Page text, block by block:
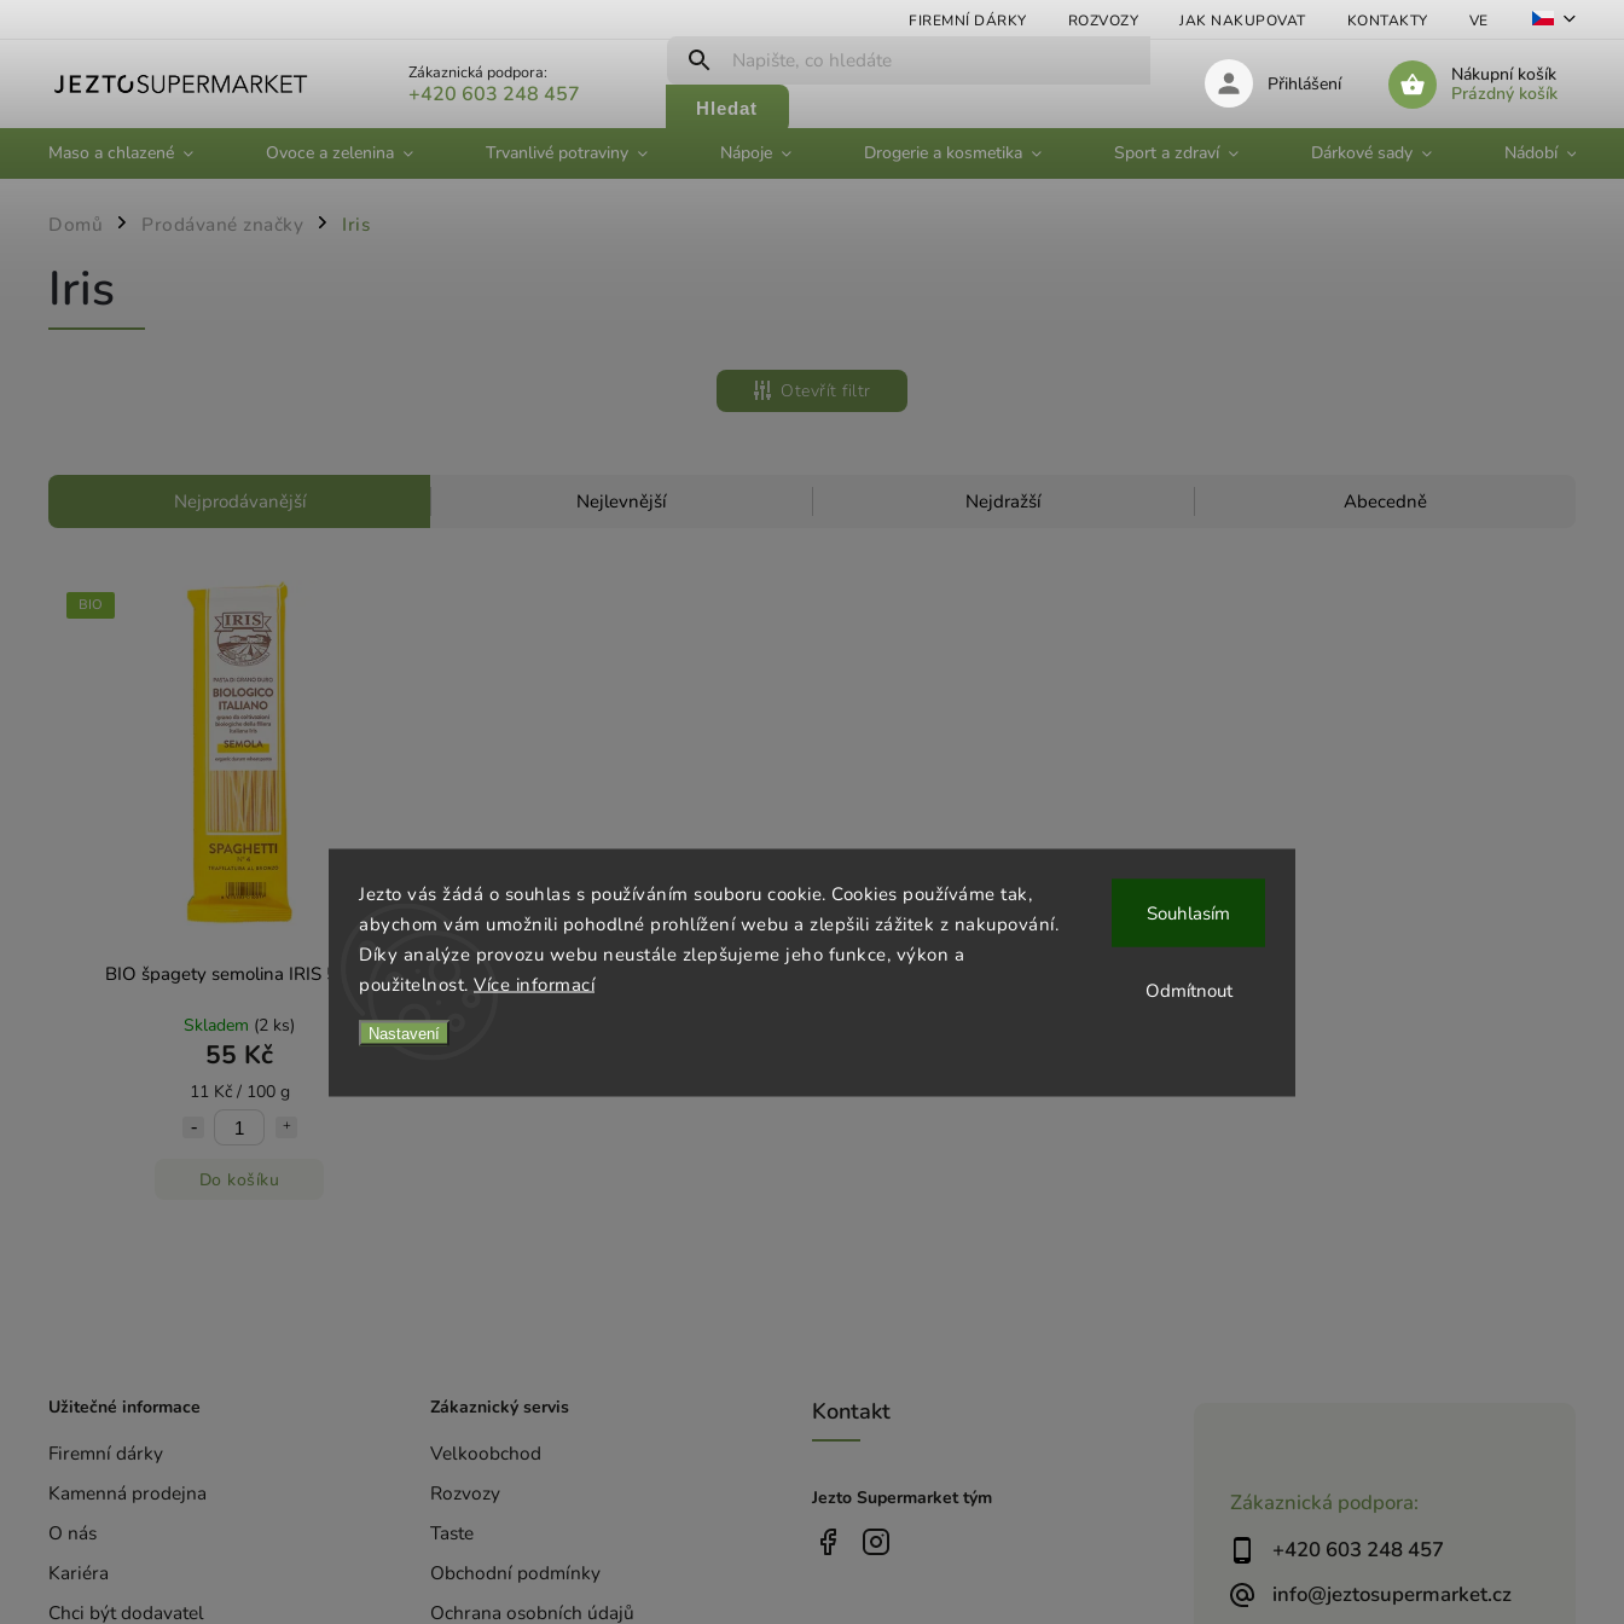
Jezto vás žádá o souhlas s používáním souboru cookie. Cookies používáme tak,
abychom vám umožnili pohodlné prohlížení webu a zlepšili zážitek z nakupování.
Díky analýze provozu webu neustále zlepšujeme jeho funkce, výkon a
použitelnost. Více informací
Nastavení
Odmítnout
Souhlasím
FIREMNÍ DÁRKY ROZVOZY JAK NAKUPOVAT KONTAKTY VELKOOBCHOD
Zákaznická podpora:
+420 603 248 457
Hledat
Nákupní košík
Prázdný košík
Přihlášení
Maso a chlazené Ovoce a zelenina Trvanlivé potraviny Nápoje Drogerie a kosmetika Sport a zdraví Dárkové sady Nádobí
Domů / Prodávané značky / Iris
Iris
Otevřít filtr
Nejprodávanější Nejlevnější Nejdražší Abecedně
BIO
BIO špagety semolina IRIS 500 g
Skladem (2 ks)
55 Kč
11 Kč / 100 g
Do košíku
Zákaznická podpora:
+420 603 248 457
info@jeztosupermarket.cz
Užitečné informace
Firemní dárky
Kamenná prodejna
O nás
Kariéra
Chci být dodavatel
Zákaznický servis
Velkoobchod
Rozvozy
Taste
Obchodní podmínky
Ochrana osobních údajů
Kontakt
Jezto Supermarket tým